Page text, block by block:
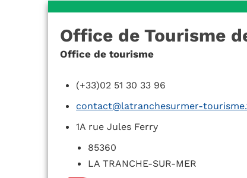
Office de Tourisme
Office de tourisme
(+33)02 51 30 33 96
contact@latranchesurmer-
1A rue Jules Ferry
85360
LA TRANCHE-SUR-MER